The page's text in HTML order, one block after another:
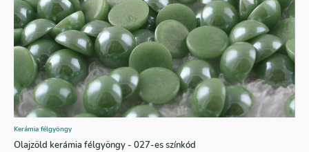
Kerámia félgyöngy
Olajzöld kerámia félgyöngy - 027-es színkód